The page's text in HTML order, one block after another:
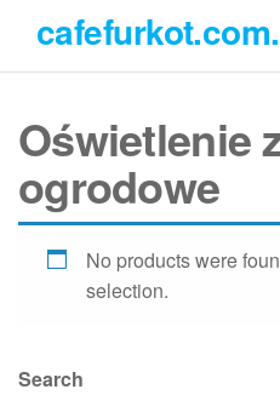
treści
Oświetlenie
ogrodowe
No products were
selection.
Search